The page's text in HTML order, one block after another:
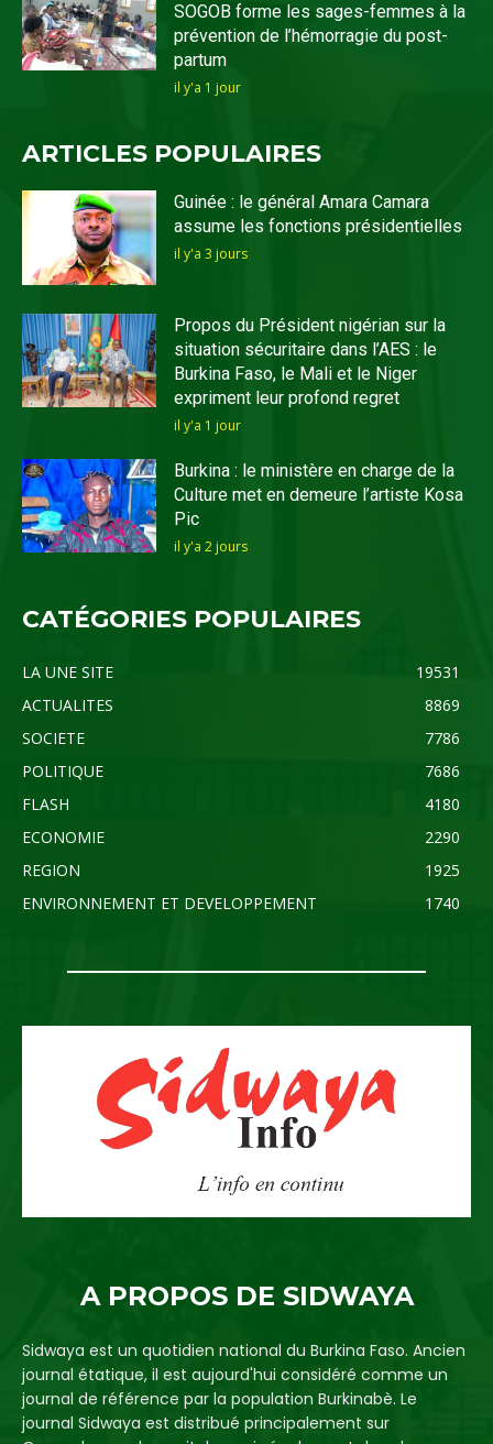
SOGOB forme les sages-femmes à la
prévention de l’hémorragie du post-
partum
il y'a 1 jour
ARTICLES POPULAIRES
Guinée : le général Amara Camara
assume les fonctions présidentielles
il y'a 3 jours
Propos du Président nigérian sur la
situation sécuritaire dans l’AES : le
Burkina Faso, le Mali et le Niger
expriment leur profond regret
il y'a 1 jour
Burkina : le ministère en charge de la
Culture met en demeure l’artiste Kosa
Pic
il y'a 2 jours
CATÉGORIES POPULAIRES
LA UNE SITE
19531
ACTUALITES
8869
SOCIETE
7786
POLITIQUE
7686
FLASH
4180
ECONOMIE
2290
REGION
1925
ENVIRONNEMENT ET DEVELOPPEMENT
1740
A PROPOS DE SIDWAYA
Sidwaya est un quotidien national du Burkina Faso. Ancien
journal étatique, il est aujourd'hui considéré comme un
journal de référence par la population Burkinabè. Le
journal Sidwaya est distribué principalement sur